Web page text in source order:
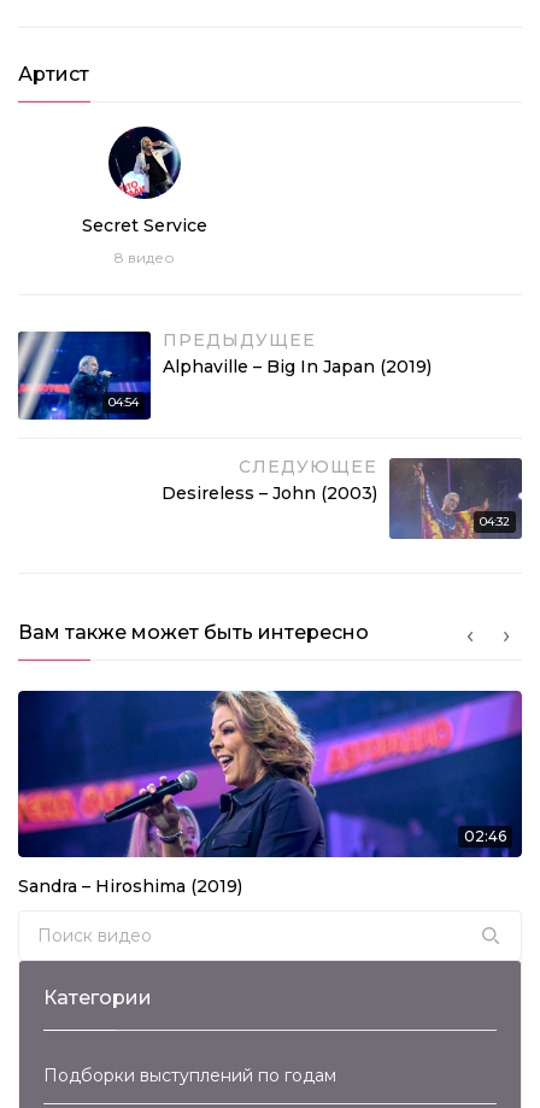
Артист
Secret Service
8 видео
04:54
ПРЕДЫДУЩЕЕ
Alphaville – Big In Japan (2019)
СЛЕДУЮЩЕЕ
Desireless – John (2003)
04:32
Вам также может быть интересно
02:46
Sandra – Hiroshima (2019)
Search for:
Категории
Подборки выступлений по годам